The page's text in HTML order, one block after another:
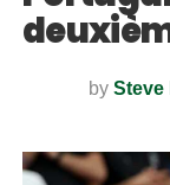
by Steve